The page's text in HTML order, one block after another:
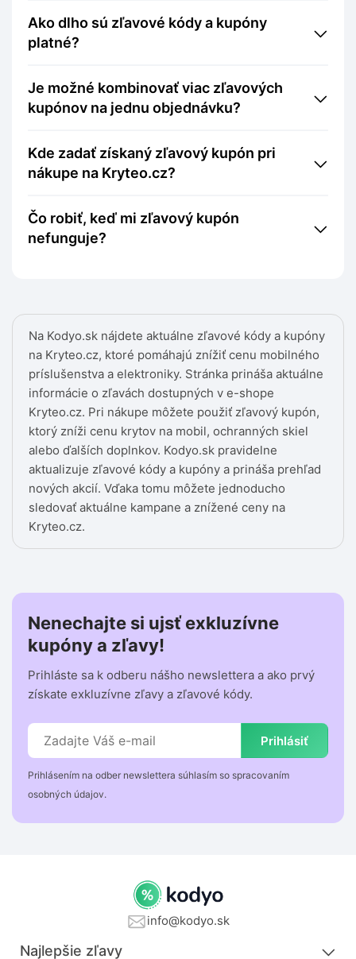
Na Kodyo.sk nájdete aktuálne zľavové kódy a kupóny
na Kryteo.cz, ktoré pomáhajú znížiť cenu mobilného
príslušenstva a elektroniky. Stránka prináša aktuálne
informácie o zľavách dostupných v e-shope
Kryteo.cz. Pri nákupe môžete použiť zľavový kupón,
ktorý zníži cenu krytov na mobil, ochranných skiel
alebo ďalších doplnkov. Kodyo.sk pravidelne
aktualizuje zľavové kódy a kupóny a prináša prehľad
nových akcií. Vďaka tomu môžete jednoducho
sledovať aktuálne kampane a znížené ceny na
Kryteo.cz.
Ako dlho sú zľavové kódy a kupóny
platné?
Je možné kombinovať viac zľavových
kupónov na jednu objednávku?
Kde zadať získaný zľavový kupón pri
nákupe na Kryteo.cz?
Čo robiť, keď mi zľavový kupón
nefunguje?
Nenechajte si ujsť exkluzívne
kupóny a zľavy!
Prihláste sa k odberu nášho newslettera a ako prvý
získate exkluzívne zľavy a zľavové kódy.
Prihlásiť
Prihlásením na odber newslettera súhlasím so spracovaním
osobných údajov.
info@kodyo.sk
Najlepšie zľavy